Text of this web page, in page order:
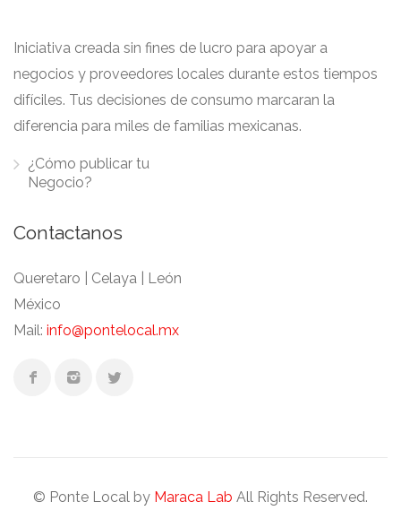
Iniciativa creada sin fines de lucro para apoyar a
negocios y proveedores locales durante estos tiempos
difíciles. Tus decisiones de consumo marcaran la
diferencia para miles de familias mexicanas.
¿Cómo publicar tu
Negocio?
Contactanos
Queretaro | Celaya | León
México
Mail: info@pontelocal.mx
© Ponte Local by Maraca Lab All Rights Reserved.